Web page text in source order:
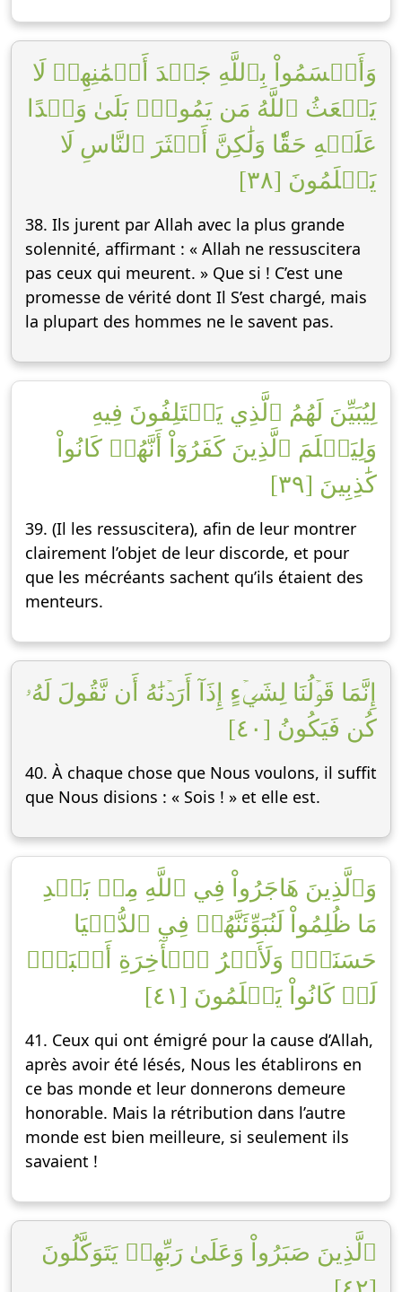
وَأَقۡسَمُواْ بِٱللَّهِ جَهۡدَ أَيۡمَٰنِهِمۡ لَا
يَبۡعَثُ ٱللَّهُ مَن يَمُوتُۚ بَلَىٰ وَعۡدًا
عَلَيۡهِ حَقّٗا وَلَٰكِنَّ أَكۡثَرَ ٱلنَّاسِ لَا
يَعۡلَمُونَ [٣٨]
38. Ils jurent par Allah avec la plus grande
solennité, affirmant : « Allah ne ressuscitera
pas ceux qui meurent. » Que si ! C’est une
promesse de vérité dont Il S’est chargé, mais
la plupart des hommes ne le savent pas.
لِيُبَيِّنَ لَهُمُ ٱلَّذِي يَخۡتَلِفُونَ فِيهِ
وَلِيَعۡلَمَ ٱلَّذِينَ كَفَرُوٓاْ أَنَّهُمۡ كَانُواْ
كَٰذِبِينَ [٣٩]
39. (Il les ressuscitera), afin de leur montrer
clairement l’objet de leur discorde, et pour
que les mécréants sachent qu’ils étaient des
menteurs.
إِنَّمَا قَوۡلُنَا لِشَيۡءٍ إِذَآ أَرَدۡنَٰهُ أَن نَّقُولَ لَهُۥ
كُن فَيَكُونُ [٤٠]
40. À chaque chose que Nous voulons, il suffit
que Nous disions : « Sois ! » et elle est.
وَٱلَّذِينَ هَاجَرُواْ فِي ٱللَّهِ مِنۢ بَعۡدِ
مَا ظُلِمُواْ لَنُبَوِّئَنَّهُمۡ فِي ٱلدُّنۡيَا
حَسَنَةٗۖ وَلَأَجۡرُ ٱلۡأٓخِرَةِ أَكۡبَرُۚ
لَوۡ كَانُواْ يَعۡلَمُونَ [٤١]
41. Ceux qui ont émigré pour la cause d’Allah,
après avoir été lésés, Nous les établirons en
ce bas monde et leur donnerons demeure
honorable. Mais la rétribution dans l’autre
monde est bien meilleure, si seulement ils
savaient !
ٱلَّذِينَ صَبَرُواْ وَعَلَىٰ رَبِّهِمۡ يَتَوَكَّلُونَ